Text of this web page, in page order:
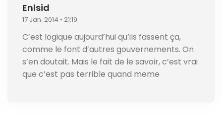
Enlsid
17 Jan. 2014 • 21:19
C’est logique aujourd’hui qu’ils fassent ça,
comme le font d’autres gouvernements. On
s’en doutait. Mais le fait de le savoir, c’est vrai
que c’est pas terrible quand meme